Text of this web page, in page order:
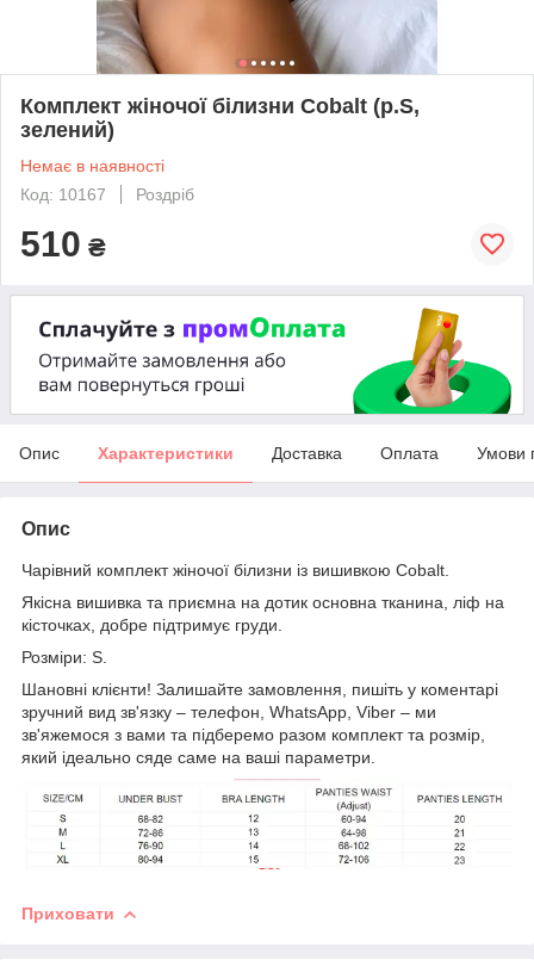
Комплект жіночої білизни Cobalt (р.S,
зелений)
Немає в наявності
Код: 10167
Роздріб
510 ₴
Опис Характеристики Доставка Оплата Умови
Опис
Чарівний комплект жіночої білизни із вишивкою Cobalt.
Якісна вишивка та приємна на дотик основна тканина, ліф на
кісточках, добре підтримує груди.
Розміри: S.
Шановні клієнти! Залишайте замовлення, пишіть у коментарі
зручний вид зв'язку – телефон, WhatsApp, Viber – ми
зв'яжемося з вами та підберемо разом комплект та розмір,
який ідеально сяде саме на ваші параметри.
Приховати